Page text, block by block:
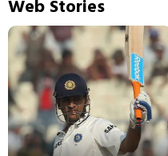
Web Stories